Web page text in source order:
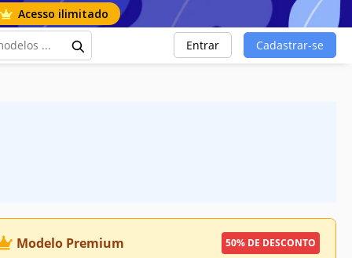
Acesso ilimitado
Entrar Cadastrar-se
Modelo Premium 50% DE DESCONTO